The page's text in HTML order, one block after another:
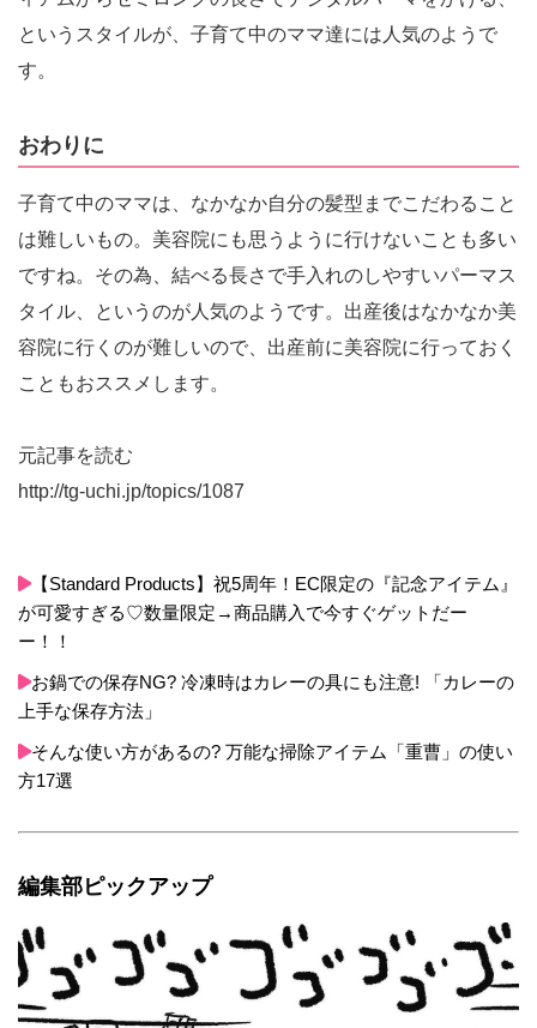
というスタイルが、子育て中のママ達には人気のようで
す。
おわりに
子育て中のママは、なかなか自分の髪型までこだわること
は難しいもの。美容院にも思うように行けないことも多い
ですね。その為、結べる長さで手入れのしやすいパーマス
タイル、というのが人気のようです。出産後はなかなか美
容院に行くのが難しいので、出産前に美容院に行っておく
こともおススメします。
元記事を読む
http://tg-uchi.jp/topics/1087
【Standard Products】祝5周年！EC限定の『記念アイテム』
が可愛すぎる♡数量限定→商品購入で今すぐゲットだー
ー！！
お鍋での保存NG? 冷凍時はカレーの具にも注意! 「カレーの
上手な保存方法」
そんな使い方があるの? 万能な掃除アイテム「重曹」の使い
方17選
編集部ピックアップ